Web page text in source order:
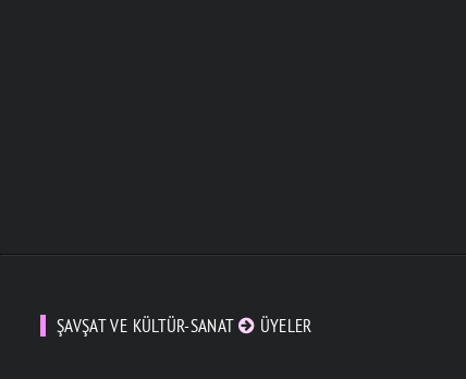
ŞAVŞAT VE KÜLTÜR-SANAT ÜYELER